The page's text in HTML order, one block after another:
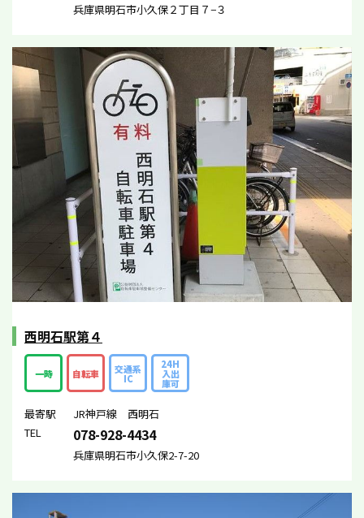
兵庫県明石市小久保２丁目７−３
西明石駅第４
一時 自転車 交通系
IC
24H
入出
庫可
最寄駅
JR神戸線 西明石
TEL
078-928-4434
兵庫県明石市小久保2-7-20